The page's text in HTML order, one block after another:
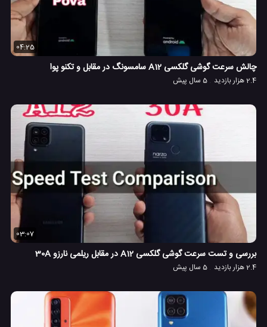
04:25
چالش سرعت گوشی گلکسی A12 سامسونگ در مقابل و تکنو پوا
2.4 هزار بازدید 5 سال پیش
03:07
بررسی و تست سرعت گوشی گلکسی A12 در مقابل ریلمی نارزو 30A
2.4 هزار بازدید 5 سال پیش